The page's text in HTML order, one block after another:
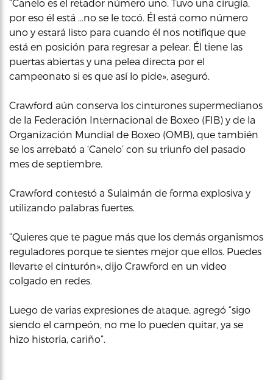
“Canelo es el retador número uno. Tuvo una cirugía,
por eso él está …no se le tocó. Él está como número
uno y estará listo para cuando él nos notifique que
está en posición para regresar a pelear. Él tiene las
puertas abiertas y una pelea directa por el
campeonato si es que así lo pide», aseguró.
Crawford aún conserva los cinturones supermedianos
de la Federación Internacional de Boxeo (FIB) y de la
Organización Mundial de Boxeo (OMB), que también
se los arrebató a ‘Canelo’ con su triunfo del pasado
mes de septiembre.
Crawford contestó a Sulaimán de forma explosiva y
utilizando palabras fuertes.
“Quieres que te pague más que los demás organismos
reguladores porque te sientes mejor que ellos. Puedes
llevarte el cinturón», dijo Crawford en un video
colgado en redes.
Luego de varias expresiones de ataque, agregó “sigo
siendo el campeón, no me lo pueden quitar, ya se
hizo historia, cariño”.